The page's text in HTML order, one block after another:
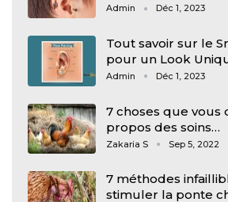
Admin Déc 1, 2023
Tout savoir sur le
pour un Look
Admin Déc 1, 2023
7 choses que vous
propos des soins…
Zakaria S Sep 5, 2022
7 méthodes
stimuler la ponte